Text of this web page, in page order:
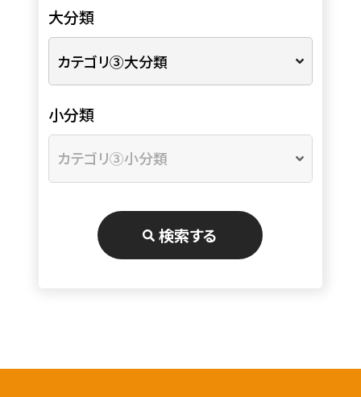
大分類
小分類
検索する